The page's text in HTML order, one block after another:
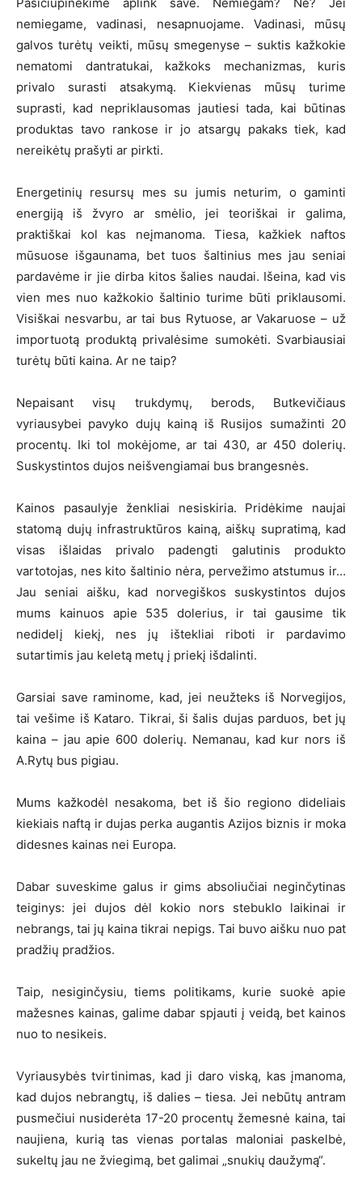
nemiegame, vadinasi, nesapnuojame. Vadinasi, mūsų
galvos turėtų veikti, mūsų smegenyse – suktis kažkokie
nematomi dantratukai, kažkoks mechanizmas, kuris
privalo surasti atsakymą. Kiekvienas mūsų turime
suprasti, kad nepriklausomas jautiesi tada, kai būtinas
produktas tavo rankose ir jo atsargų pakaks tiek, kad
nereikėtų prašyti ar pirkti.
Energetinių resursų mes su jumis neturim, o gaminti
energiją iš žvyro ar smėlio, jei teoriškai ir galima,
praktiškai kol kas neįmanoma. Tiesa, kažkiek naftos
mūsuose išgaunama, bet tuos šaltinius mes jau seniai
pardavėme ir jie dirba kitos šalies naudai. Išeina, kad vis
vien mes nuo kažkokio šaltinio turime būti priklausomi.
Visiškai nesvarbu, ar tai bus Rytuose, ar Vakaruose – už
importuotą produktą privalėsime sumokėti. Svarbiausiai
turėtų būti kaina. Ar ne taip?
Nepaisant visų trukdymų, berods, Butkevičiaus
vyriausybei pavyko dujų kainą iš Rusijos sumažinti 20
procentų. Iki tol mokėjome, ar tai 430, ar 450 dolerių.
Suskystintos dujos neišvengiamai bus brangesnės.
Kainos pasaulyje ženkliai nesiskiria. Pridėkime naujai
statomą dujų infrastruktūros kainą, aiškų supratimą, kad
visas išlaidas privalo padengti galutinis produkto
vartotojas, nes kito šaltinio nėra, pervežimo atstumus ir…
Jau seniai aišku, kad norvegiškos suskystintos dujos
mums kainuos apie 535 dolerius, ir tai gausime tik
nedidelį kiekį, nes jų ištekliai riboti ir pardavimo
sutartimis jau keletą metų į priekį išdalinti.
Garsiai save raminome, kad, jei neužteks iš Norvegijos,
tai vešime iš Kataro. Tikrai, ši šalis dujas parduos, bet jų
kaina – jau apie 600 dolerių. Nemanau, kad kur nors iš
A.Rytų bus pigiau.
Mums kažkodėl nesakoma, bet iš šio regiono dideliais
kiekiais naftą ir dujas perka augantis Azijos biznis ir moka
didesnes kainas nei Europa.
Dabar suveskime galus ir gims absoliučiai neginčytinas
teiginys: jei dujos dėl kokio nors stebuklo laikinai ir
nebrangs, tai jų kaina tikrai nepigs. Tai buvo aišku nuo pat
pradžių pradžios.
Taip, nesiginčysiu, tiems politikams, kurie suokė apie
mažesnes kainas, galime dabar spjauti į veidą, bet kainos
nuo to nesikeis.
Vyriausybės tvirtinimas, kad ji daro viską, kas įmanoma,
kad dujos nebrangtų, iš dalies – tiesa. Jei nebūtų antram
pusmečiui nusiderėta 17-20 procentų žemesnė kaina, tai
naujiena, kurią tas vienas portalas maloniai paskelbė,
sukeltų jau ne žviegimą, bet galimai „snukių daužymą“.